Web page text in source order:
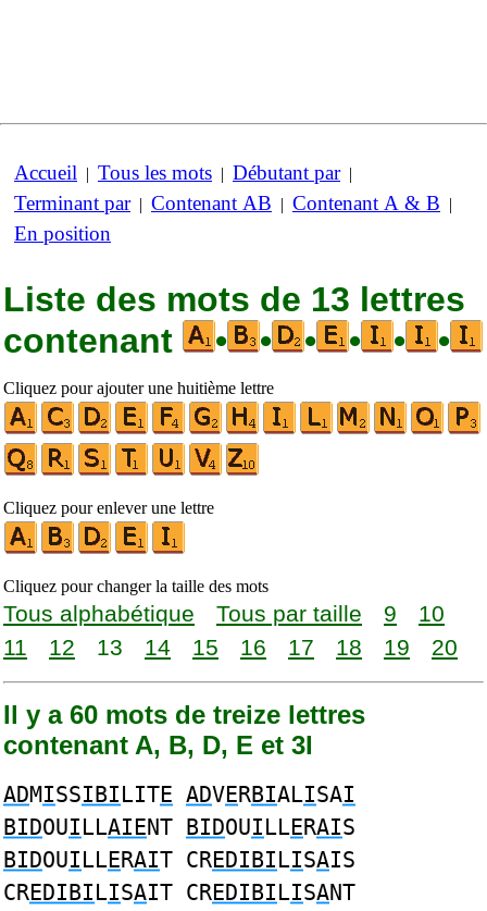
Accueil | Tous les mots | Débutant par|
Terminant par| Contenant AB | Contenant A & B |
En position
Liste des mots de 13 lettres
contenant
• • • • • •
Cliquez pour ajouter une huitième lettre
Cliquez pour enlever une lettre
Cliquez pour changer la taille des mots
Tous alphabétique Tous par taille 9
10
11
12 13 14 15 16 17 18 19 20
Il y a 60 mots de treize lettres
contenant A, B, D, E et 3I
ADMISSIBILITE ADVERBIALISAI
BIDOUILLAIENT BIDOUILLERAIS
BIDOUILLERAIT CREDIBILISAIS
CREDIBILISAIT CREDIBILISANT